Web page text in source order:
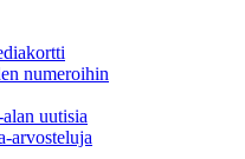
numeroihin
uutisia
arvosteluja